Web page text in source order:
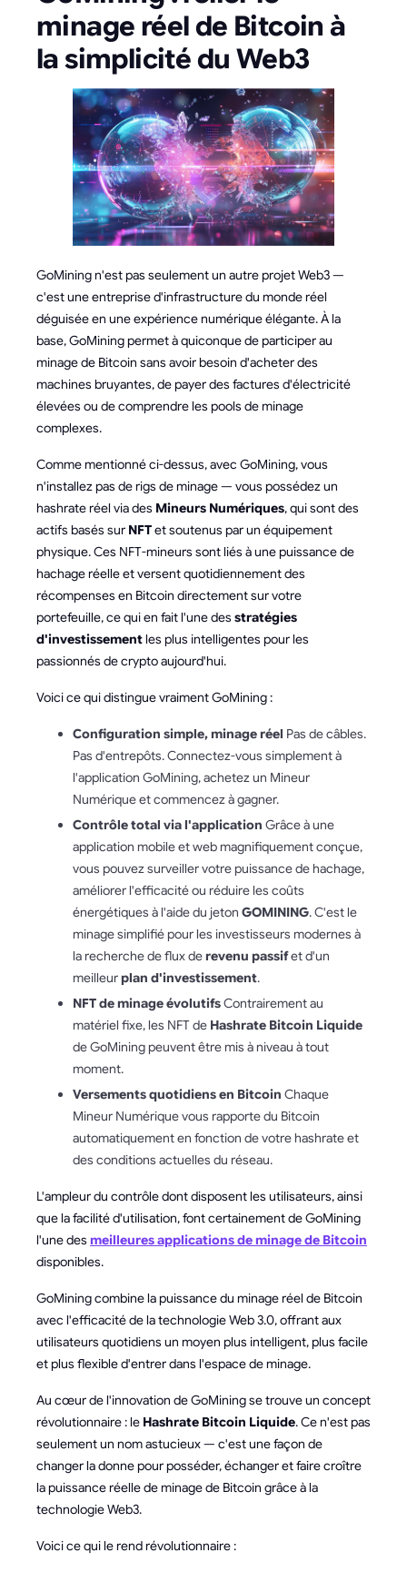
minage réel de Bitcoin à
la simplicité du Web3
GoMining n'est pas seulement un autre projet Web3 —
c'est une entreprise d'infrastructure du monde réel
déguisée en une expérience numérique élégante. À la
base, GoMining permet à quiconque de participer au
minage de Bitcoin sans avoir besoin d'acheter des
machines bruyantes, de payer des factures d'électricité
élevées ou de comprendre les pools de minage
complexes.
Comme mentionné ci-dessus, avec GoMining, vous
n'installez pas de rigs de minage — vous possédez un
hashrate réel via des Mineurs Numériques, qui sont des
actifs basés sur NFTet soutenus par un équipement
physique. Ces NFT-mineurs sont liés à une puissance de
hachage réelle et versent quotidiennement des
récompenses en Bitcoin directement sur votre
portefeuille, ce qui en fait l'une des stratégies
d'investissementles plus intelligentes pour les
passionnés de crypto aujourd'hui.
Voici ce qui distingue vraiment GoMining :
Configuration simple, minage réel Pas de câbles.
Pas d'entrepôts. Connectez-vous simplement à
l'application GoMining, achetez un Mineur
Numérique et commencez à gagner.
Contrôle total via l'application Grâce à une
application mobile et web magnifiquement conçue,
vous pouvez surveiller votre puissance de hachage,
améliorer l'efficacité ou réduire les coûts
énergétiques à l'aide du jeton GOMINING. C'est le
minage simplifié pour les investisseurs modernes à
la recherche de flux derevenu passifet d'un
meilleurplan d'investissement.
NFT de minage évolutifsContrairement au
matériel fixe, les NFT de Hashrate Bitcoin Liquide
de GoMining peuvent être mis à niveau à tout
moment.
Versements quotidiens en Bitcoin Chaque
Mineur Numérique vous rapporte du Bitcoin
automatiquement en fonction de votre hashrate et
des conditions actuelles du réseau.
L'ampleur du contrôle dont disposent les utilisateurs, ainsi
que la facilité d'utilisation, font certainement de GoMining
l'une des meilleures applications de minage de Bitcoin
disponibles.
GoMining combine la puissance du minage réel de Bitcoin
avec l'efficacité de la technologie Web 3.0, offrant aux
utilisateurs quotidiens un moyen plus intelligent, plus facile
et plus flexible d'entrer dans l'espace de minage.
Au cœur de l'innovation de GoMining se trouve un concept
révolutionnaire : le Hashrate Bitcoin Liquide. Ce n'est pas
seulement un nom astucieux — c'est une façon de
changer la donne pour posséder, échanger et faire croître
la puissance réelle de minage de Bitcoin grâce à la
technologie Web3.
Voici ce qui le rend révolutionnaire :